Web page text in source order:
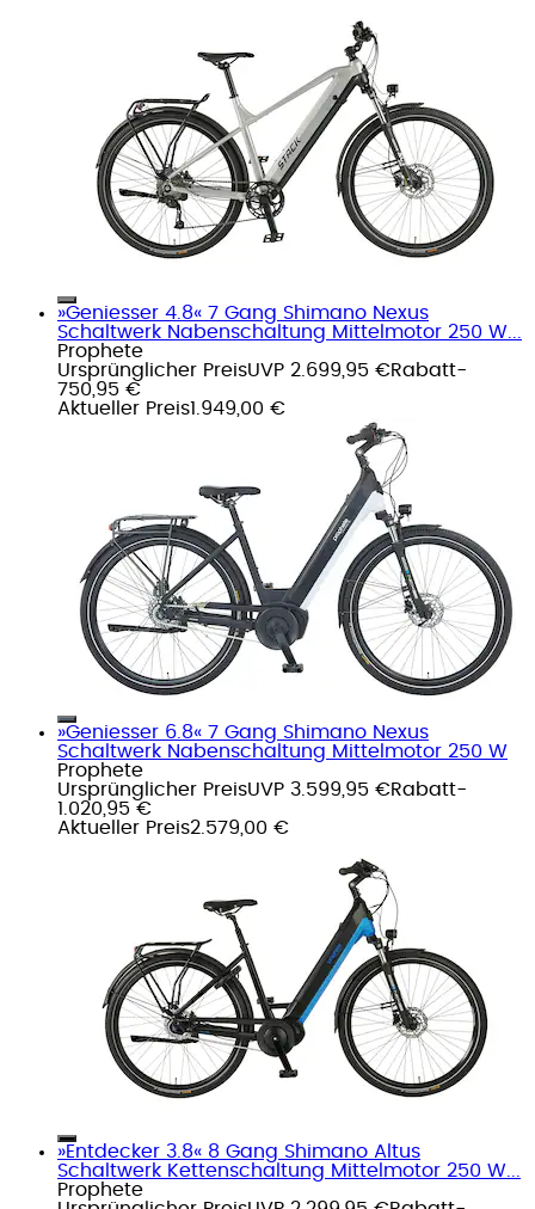
»Geniesser 4.8« 7 Gang Shimano Nexus
Schaltwerk Nabenschaltung Mittelmotor 250 W...
Prophete
Ursprünglicher PreisUVP 2.699,95 €Rabatt-
750,95 €
Aktueller Preis1.949,00 €
»Geniesser 6.8« 7 Gang Shimano Nexus
Schaltwerk Nabenschaltung Mittelmotor 250 W
Prophete
Ursprünglicher PreisUVP 3.599,95 €Rabatt-
1.020,95 €
Aktueller Preis2.579,00 €
»Entdecker 3.8« 8 Gang Shimano Altus
Schaltwerk Kettenschaltung Mittelmotor 250 W...
Prophete